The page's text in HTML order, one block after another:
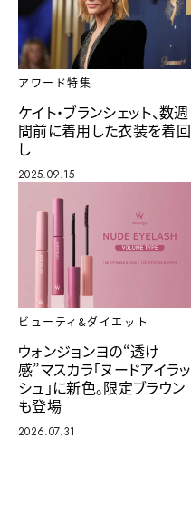
アワード特集
ケイト・ブランシェット、数週
間前に着用した衣装を着回
し
2025.09.15
ビューティ&ダイエット
ウォンジョンヨの“透け
感”マスカラ「ヌードアイラッ
シュ」に新色。限定ブラウン
も登場
2026.07.31